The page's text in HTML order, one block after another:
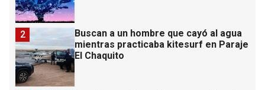
Buscan a un hombre que cayó al agua
mientras practicaba kitesurf en Paraje
El Chaquito
2